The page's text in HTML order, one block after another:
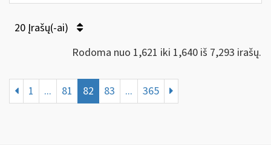
20 Įrašų(-ai)
Rodoma nuo 1,621 iki 1,640 iš 7,293 irašų.
1 ... 81 82 83 ... 365